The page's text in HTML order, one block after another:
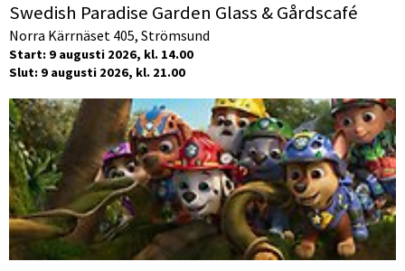
Swedish Paradise Garden Glass & Gårdscafé
Norra Kärrnäset 405, Strömsund
Start: 9 augusti 2026, kl. 14.00
Slut: 9 augusti 2026, kl. 21.00